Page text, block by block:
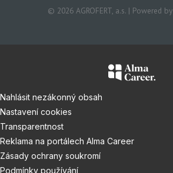
© 2026 AGROFERT, a.s. | Powered by
Nahlásit nezákonný obsah
Nastavení cookies
Transparentnost
Reklama na portálech Alma Career
Zásady ochrany soukromí
Podmínky používání